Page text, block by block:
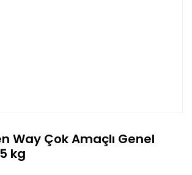
Way Çok Amaçlı Genel
kg